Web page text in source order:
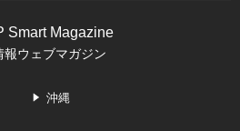
Smart Magazine
報ウェブマガジン
沖縄